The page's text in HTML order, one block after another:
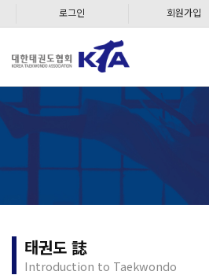
로그인 회원가입
태권도 誌
Introduction to Taekwondo